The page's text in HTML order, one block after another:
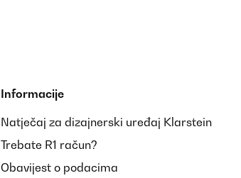
Informacije
Natječaj za dizajnerski uređaj Klarstein
Trebate R1 račun?
Obavijest o podacima